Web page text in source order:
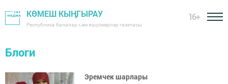
КӨМЕШ КЫҢГЫРАУ
Республика балалар һәм яшүсмерләр газетасы
16+
Блоги
Эремчек шарлары